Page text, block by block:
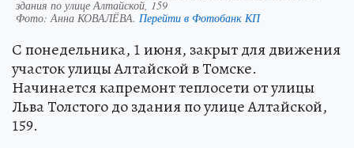
здания по улице Алтайской, 159
Фото: Анна КОВАЛЁВА. Перейти в Фотобанк КП
С понедельника, 1 июня, закрыт для движения
участок улицы Алтайской в Томске.
Начинается капремонт теплосети от улицы
Льва Толстого до здания по улице Алтайской,
159.